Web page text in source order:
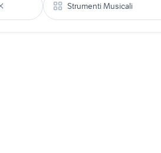
Strumenti Musicali